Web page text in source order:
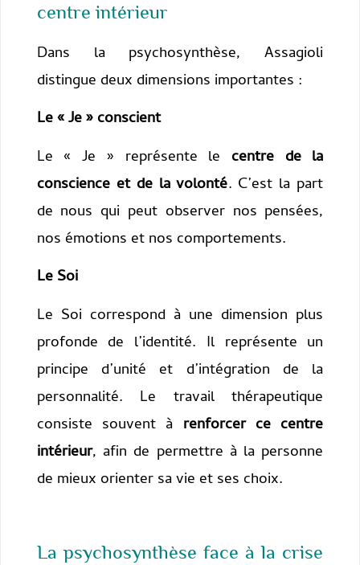
centre intérieur
Dans la psychosynthèse, Assagioli
distingue deux dimensions importantes :
Le « Je » conscient
Le « Je » représente le centre de la
conscience et de la volonté. C’est la part
de nous qui peut observer nos pensées,
nos émotions et nos comportements.
Le Soi
Le Soi correspond à une dimension plus
profonde de l’identité. Il représente un
principe d’unité et d’intégration de la
personnalité. Le travail thérapeutique
consiste souvent à renforcer ce centre
intérieur, afin de permettre à la personne
de mieux orienter sa vie et ses choix.
La psychosynthèse face à la crise